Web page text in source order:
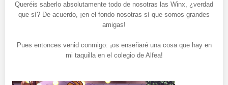
Queréis saberlo absolutamente todo de nosotras las Winx, ¿verdad
que sí? De acuerdo, ¡en el fondo nosotras sí que somos grandes
amigas!
Pues entonces venid conmigo: ¡os enseñaré una cosa que hay en
mi taquilla en el colegio de Alfea!